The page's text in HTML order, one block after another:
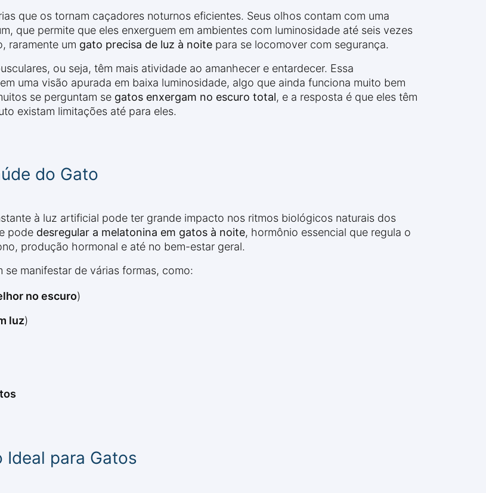
que os tornam caçadores noturnos eficientes. Seus olhos contam com uma
que permite que eles enxerguem em ambientes com luminosidade até seis vezes
raramente um gato precisa de luz à noite para se locomover com segurança.
ou seja, têm mais atividade ao amanhecer e entardecer. Essa
uma visão apurada em baixa luminosidade, algo que ainda funciona muito bem
se perguntam se gatos enxergam no escuro total, e a resposta é que eles têm
existam limitações até para eles.
do Gato
à luz artificial pode ter grande impacto nos ritmos biológicos naturais dos
pode desregular a melatonina em gatos à noite, hormônio essencial que regula o
produção hormonal e até no bem-estar geral.
manifestar de várias formas, como:
no escuro)
luz)
Ideal para Gatos